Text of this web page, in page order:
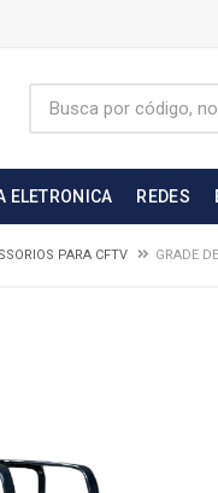
ELETRONICA REDES
PARA CFTV GRADE